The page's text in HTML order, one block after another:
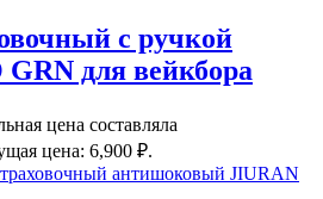
с ручкой
для вейкбора
цена составляла
цена: 6,900 ₽.